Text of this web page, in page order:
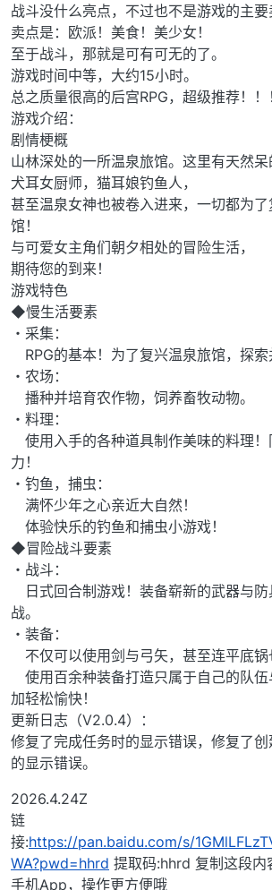
战斗没什么亮点，不过也不是游戏的主
卖点是：欧派！美食！美少女！
至于战斗，那就是可有可无的了。
游戏时间中等，大约15小时。
总之质量很高的后宫RPG，超级推荐！！
游戏介绍：
剧情梗概
山林深处的一所温泉旅馆。这里有天然
犬耳女厨师，猫耳娘钓鱼人，
甚至温泉女神也被卷入进来，一切都为
馆！
与可爱女主角们朝夕相处的冒险生活，
期待您的到来！
游戏特色
◆慢生活要素
・采集：
RPG的基本！为了复兴温泉旅馆，探索
・农场：
播种并培育农作物，饲养畜牧动物。
・料理：
使用入手的各种道具制作美味的料理
力！
・钓鱼，捕虫：
满怀少年之心亲近大自然！
体验快乐的钓鱼和捕虫小游戏！
◆冒险战斗要素
・战斗：
日式回合制游戏！装备崭新的武器与
战。
・装备：
不仅可以使用剑与弓矢，甚至连平底锅
使用百余种装备打造只属于自己的队伍
加轻松愉快！
更新日志（V2.0.4）：
修复了完成任务时的显示错误，修复了
的显示错误。
2026.4.24Z
链
接:https://pan.baidu.com/s/
WA?pwd=hhrd 提取码:hhrd 复制这段内
手机App，操作更方便哦